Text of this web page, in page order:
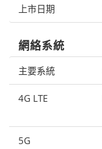
上市日期
網絡系統
主要系統
4G LTE
5G